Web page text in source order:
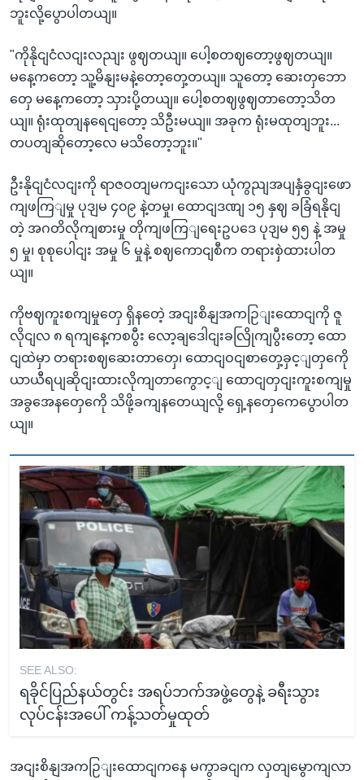
ဘူးလို့ပွောပါတယျ။
"ကိုနိုငျငံလငျးလညျး ဖွဈတယျ။ ပေါ့စတဈတော့ဖွဈတယျ။
မနေ့ကတော့ သူ့မိနျးမနဲ့တော့တှေ့တယျ။ သူတော့ ဆေးတှဘော
တှေ မနေ့ကတော့ သှားပို့တယျ။ ပေါ့စတဈဖွဈတာတော့သိတ
ယျ။ ရုံးထုတျနရေငျတော့ သိဦးမယျ။ အခုက ရုံးမထုတျဘူး...
တပတျဆိုတော့လေ မသိတော့ဘူး။"
ဦးနိုငျငံလငျးကို ရာဇဝတျမကငျးသော ယုံကွညျအပျနှံခွငျးဖော
ကျဖကြျမှု ပုဒျမ ၄၀၉ နဲ့တမှု၊ ထောငျဒဏျ ၁၅ နှဈ ခခြံရနိုငျ
တဲ့ အဂတိလိုကျစားမှု တိုကျဖကြျရေးဥပဒေ ပုဒျမ ၅၅ နဲ့ အမှု
၅ မှု၊ စုစုပေါငျး အမှု ၆ မှုနဲ့ စဈကောငျစီက တရားစှဲထားပါတ
ယျ။
ကိုဗဈကူးစကျမှုတှေ ရှိနတေဲ့ အငျးစိနျအကဉြျးထောငျကို ဇူ
လိုငျလ ၈ ရကျနေ့ကစပွီး လော့ချဒေါငျးခလြိုကျပွီးတော့ ထော
ငျထဲမှာ တရားစဈဆေးတာတှေ၊ ထောငျဝငျစာတှေ့ခှင့ျတှကေို
ယာယီရပျဆိုငျးထားလိုကျတာကွောင့ျ ထောငျတှငျးကူးစကျမှု
အခွအေနတှေကေို သိဖို့ခကျနတေယျလို့ ရှေ့နတှေကေပွောပါတ
ယျ။
SEE ALSO:
ရခိုင်ပြည်နယ်တွင်း အရပ်ဘက်အဖွဲ့တွေနဲ့ ခရီးသွား
လုပ်ငန်းအပေါ် ကန့်သတ်မှုထုတ်
အငျးစိနျအကဉြျးထောငျကနေ မကွာခငျက လှတျမွောကျလာ